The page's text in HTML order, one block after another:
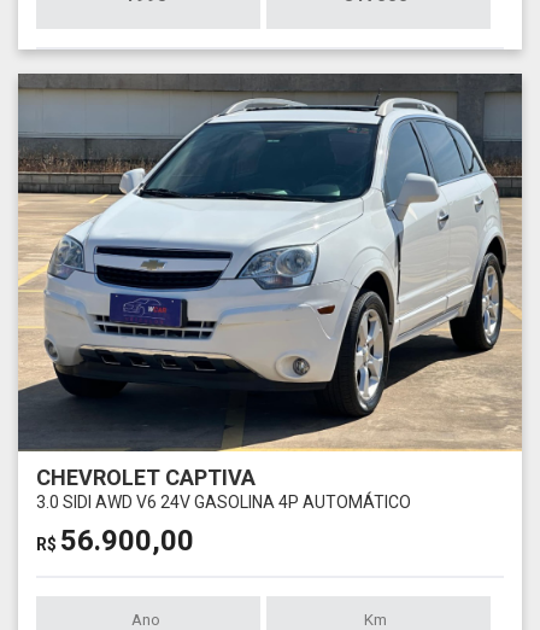
CHEVROLET CAPTIVA
3.0 SIDI AWD V6 24V GASOLINA 4P AUTOMÁTICO
R$ 56.900,00
Ano Km